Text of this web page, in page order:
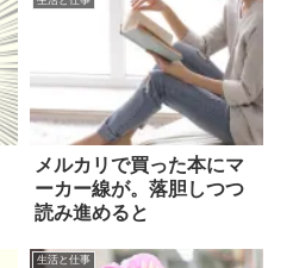
メルカリで買った本にマ
ーカー線が。落胆しつつ
読み進めると
生活と仕事